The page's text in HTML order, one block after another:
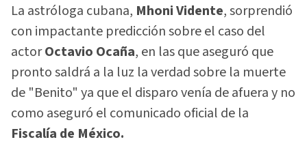
La astróloga cubana, Mhoni Vidente, sorprendió
con impactante predicción sobre el caso del
actorOctavio Ocaña, en las que aseguró que
pronto saldrá a la luz la verdad sobre la muerte
de "Benito" ya que el disparo venía de afuera y no
como aseguró el comunicado oficial de la
Fiscalía de México.